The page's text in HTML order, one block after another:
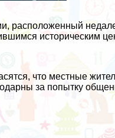
расположенный
историческим
что местные
за попытку